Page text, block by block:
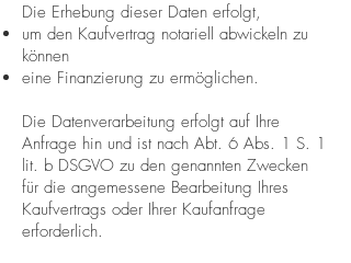
Die Erhebung dieser Daten erfolgt,
um den Kaufvertrag notariell abwickeln zu
können
eine Finanzierung zu ermöglichen.
Die Datenverarbeitung erfolgt auf Ihre
Anfrage hin und ist nach Abt. 6 Abs. 1 S. 1
lit. b DSGVO zu den genannten Zwecken
für die angemessene Bearbeitung Ihres
Kaufvertrags oder Ihrer Kaufanfrage
erforderlich.